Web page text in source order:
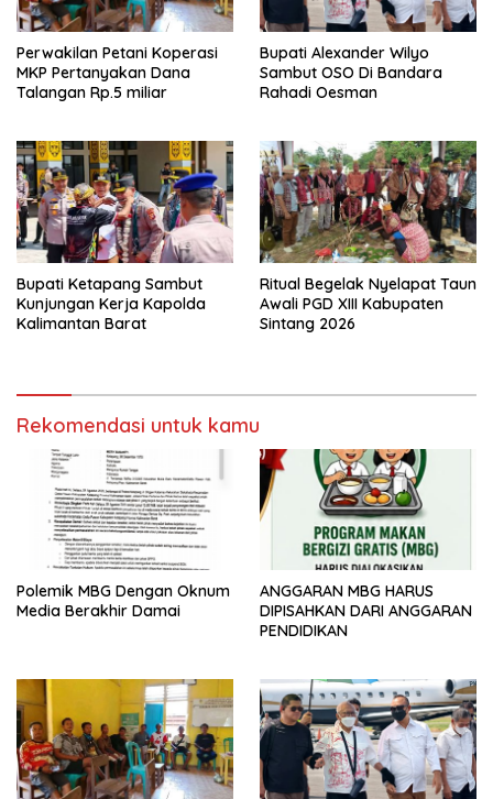
Perwakilan Petani Koperasi
MKP Pertanyakan Dana
Talangan Rp.5 miliar
Bupati Alexander Wilyo
Sambut OSO Di Bandara
Rahadi Oesman
Bupati Ketapang Sambut
Kunjungan Kerja Kapolda
Kalimantan Barat
Ritual Begelak Nyelapat Taun
Awali PGD XIII Kabupaten
Sintang 2026
Rekomendasi untuk kamu
Polemik MBG Dengan Oknum
Media Berakhir Damai
ANGGARAN MBG HARUS
DIPISAHKAN DARI ANGGARAN
PENDIDIKAN